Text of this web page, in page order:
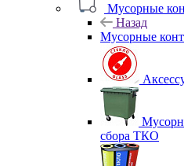
Мусорные
Назад
Мусорные
сбора ТКО